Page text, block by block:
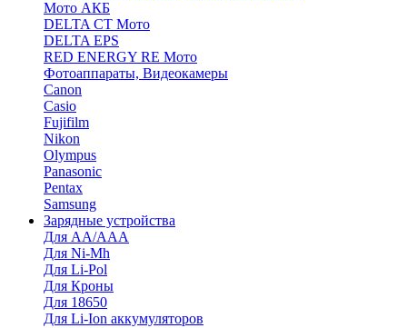
Мото АКБ
DELTA CT Мото
DELTA EPS
RED ENERGY RE Мото
Фотоаппараты, Видеокамеры
Canon
Casio
Fujifilm
Nikon
Olympus
Panasonic
Pentax
Samsung
Зарядные устройства
Для AA/AAA
Для Ni-Mh
Для Li-Pol
Для Кроны
Для 18650
Для Li-Ion аккумуляторов